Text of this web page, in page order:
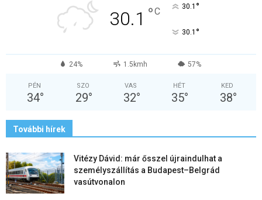
30.1 °C 30.1 °
30.1 °
24% 1.5kmh 57%
PÉN
34°
SZO
29°
VAS
32°
HÉT
35°
KED
38°
További hírek
Vitézy Dávid: már ősszel újraindulhat a
személyszállítás a Budapest–Belgrád
vasútvonalon